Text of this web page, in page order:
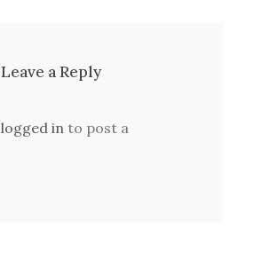
Leave a Reply
logged in to post a